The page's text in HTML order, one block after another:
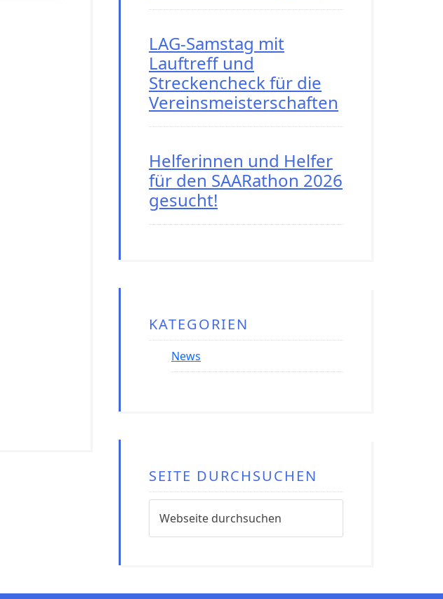
LAG-Samstag mit
Lauftreff und
Streckencheck für die
Vereinsmeisterschaften
Helferinnen und Helfer
für den SAARathon 2026
gesucht!
KATEGORIEN
News
SEITE DURCHSUCHEN